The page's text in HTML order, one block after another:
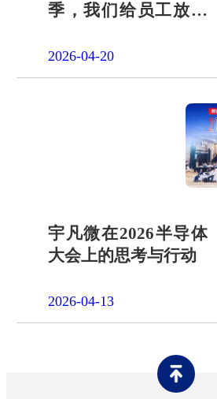
季，我们给员工放了
2026-04-20
宇凡微在2026半导体
大会上的思考与行动
2026-04-13